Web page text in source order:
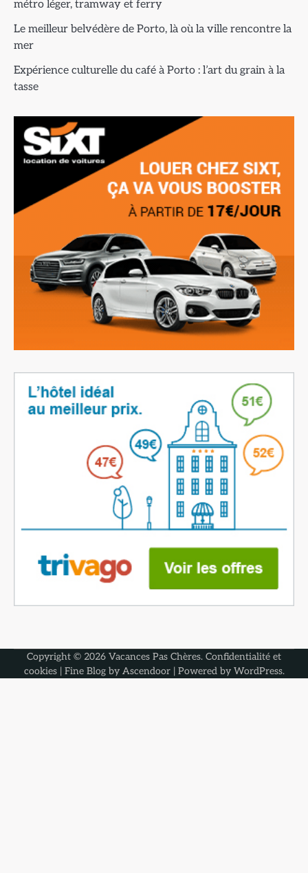
métro léger, tramway et ferry
Le meilleur belvédère de Porto, là où la ville rencontre la
mer
Expérience culturelle du café à Porto : l’art du grain à la
tasse
Copyright © 2026 Vacances Pas Chères. Confidentialité et
cookies| Fine Blog by Ascendoor| Powered by WordPress.